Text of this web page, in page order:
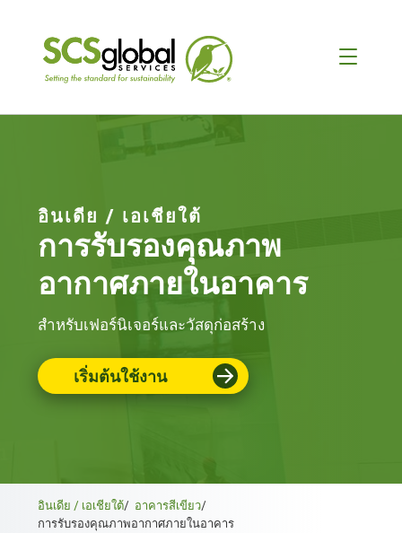
อินเดีย / เอเชียใต้
การรับรองคุณภาพ
อากาศภายในอาคาร
สําหรับเฟอร์นิเจอร์และวัสดุก่อสร้าง
เริ่มต้นใช้งาน
อินเดีย / เอเชียใต้/ อาคารสีเขียว/
การรับรองคุณภาพอากาศภายในอาคาร